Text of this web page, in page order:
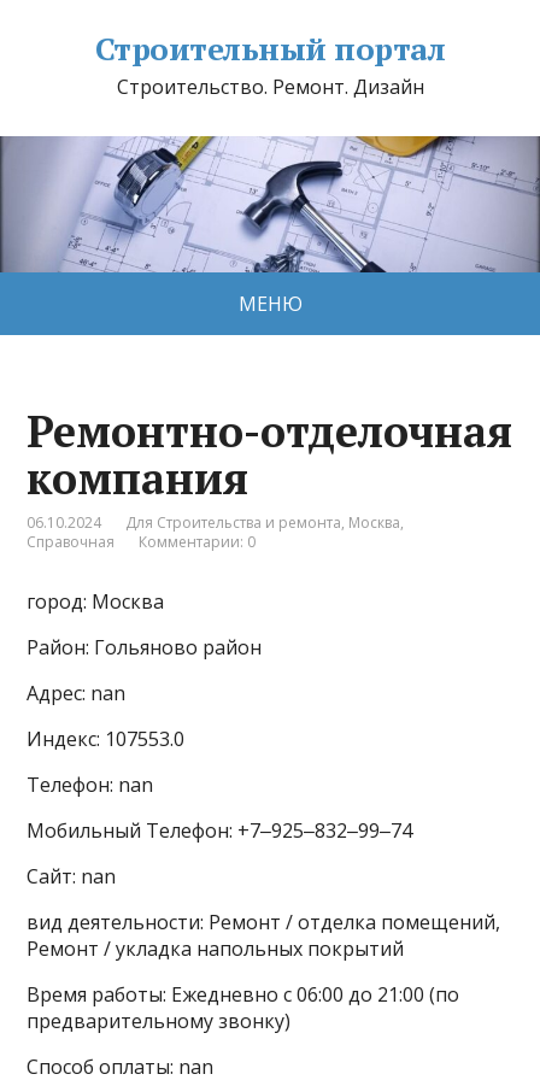
Строительный портал
Строительство. Ремонт. Дизайн
МЕНЮ
Ремонтно-отделочная
компания
06.10.2024 Для Строительства и ремонта, Москва,
Справочная
Комментарии: 0
город: Москва
Район: Гольяново район
Адрес: nan
Индекс: 107553.0
Телефон: nan
Мобильный Телефон: +7‒925‒832‒99‒74
Сайт: nan
вид деятельности: Ремонт / отделка помещений,
Ремонт / укладка напольных покрытий
Время работы: Ежедневно с 06:00 до 21:00 (по
предварительному звонку)
Способ оплаты: nan